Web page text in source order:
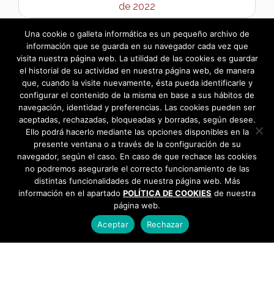
de 2022
Clausura Cursos Municipales de Cultura 2022 →
Una cookie o galleta informática es un pequeño archivo de
información que se guarda en su navegador cada vez que
visita nuestra página web. La utilidad de las cookies es guardar
el historial de su actividad en nuestra página web, de manera
que, cuando la visite nuevamente, ésta pueda identificarle y
configurar el contenido de la misma en base a sus hábitos de
navegación, identidad y preferencias. Las cookies pueden ser
aceptadas, rechazadas, bloqueadas y borradas, según desee.
Ello podrá hacerlo mediante las opciones disponibles en la
presente ventana o a través de la configuración de su
navegador, según el caso. En caso de que rechace las cookies
no podremos asegurarle el correcto funcionamiento de las
distintas funcionalidades de nuestra página web. Más
información en el apartado POLÍTICA DE COOKIES de nuestra
página web.
Aceptar
Rechazar